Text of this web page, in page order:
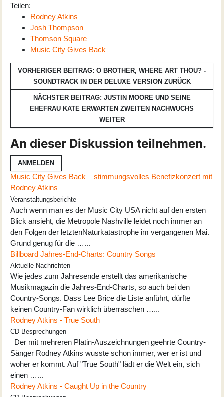
Teilen:
Rodney Atkins
Josh Thompson
Thomson Square
Music City Gives Back
VORHERIGER BEITRAG: O BROTHER, WHERE ART THOU? -
SOUNDTRACK IN DER DELUXE VERSION ZURÜCK
NÄCHSTER BEITRAG: JUSTIN MOORE UND SEINE
EHEFRAU KATE ERWARTEN ZWEITEN NACHWUCHS
WEITER
An dieser Diskussion teilnehmen.
ANMELDEN
Music City Gives Back – stimmungsvolles Benefizkonzert mit
Rodney Atkins
Veranstaltungsberichte
Auch wenn man es der Music City USA nicht auf den ersten
Blick ansieht, die Metropole Nashville leidet noch immer an
den Folgen der letztenNaturkatastrophe im vergangenen Mai.
Grund genug für die …...
Billboard Jahres-End-Charts: Country Songs
Aktuelle Nachrichten
Wie jedes zum Jahresende erstellt das amerikanische
Musikmagazin die Jahres-End-Charts, so auch bei den
Country-Songs. Dass Lee Brice die Liste anführt, dürfte
keinen Country-Fan wirklich überraschen …...
Rodney Atkins - True South
CD Besprechungen
Der mit mehreren Platin-Auszeichnungen geehrte Country-
Sänger Rodney Atkins wusste schon immer, wer er ist und
woher er kommt. Auf "True South" lädt er die Welt ein, sich
einen …...
Rodney Atkins - Caught Up in the Country